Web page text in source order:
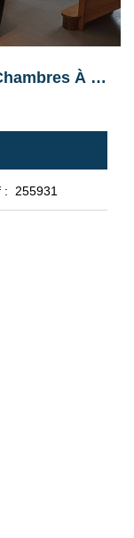
Charmante Maison Meublée 2 Chambres À Potigny
: 255931